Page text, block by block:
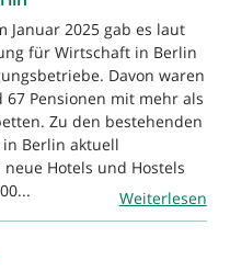
Januar 2025 gab es laut
für Wirtschaft in Berlin
Davon waren
67 Pensionen mit mehr als
Zu den bestehenden
Berlin aktuell
Hotels und Hostels
Weiterlesen